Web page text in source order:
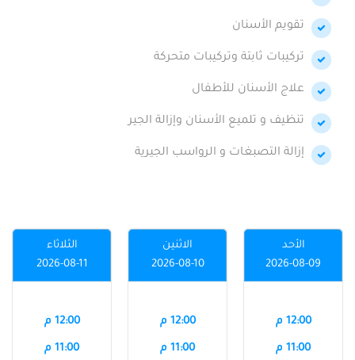
تقويم الأسنان
تركيبات ثابتة وتركيبات متحركة
علاج الأسنان للأطفال
تنظيف و تلميع الأسنان وإزالة الجير
إزالة التصبغات و الرواسب الجيرية
الأحد
2026-08-09
12:00 م
11:00 م
الاثنين
2026-08-10
12:00 م
11:00 م
الثلاثاء
2026-08-11
12:00 م
11:00 م